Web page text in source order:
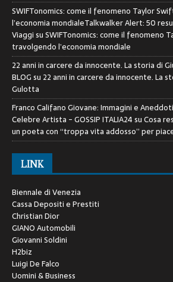
SWIFTonomics: come il fenomeno Taylor
l’economia mondialeTalkwalker Alert: 50
ViaggisuSWIFTonomics: come il fenomeno
travolgendo l’economia mondiale
22 anni in carcere da innocente. La storia di
BLOGsu 22 anni in carcere da innocente. La
Gulotta
Franco Califano Giovane: Immagini e
Celebre Artista - GOSSIP ITALIA24suCosa
un poeta con “troppa vita addosso” per
LINK
Biennale di Venezia
Cassa Depositi e Prestiti
Christian Dior
GIANO Automobili
Giovanni Soldini
H2biz
Luigi De Falco
Uomini & Business